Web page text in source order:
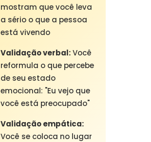
mostram que você leva
a sério o que a pessoa
está vivendo
Validação verbal:Você
reformula o que percebe
de seu estado
emocional: "Eu vejo que
você está preocupado"
Validação empática:
Você se coloca no lugar